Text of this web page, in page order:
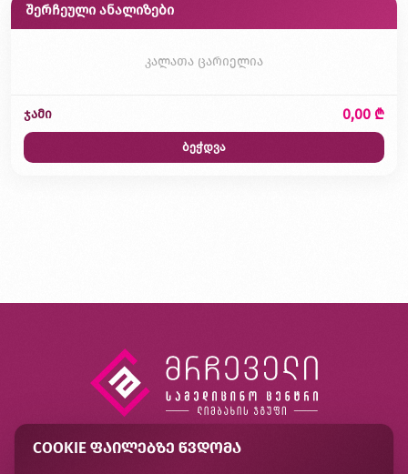
შერჩეული ანალიზები
კალათა ცარიელია
ჯამი 0,00 ₾
ბეჭდვა
COOKIE ᲤᲐᲘᲚᲔᲑᲖᲔ ᲬᲕᲓᲝᲛᲐ